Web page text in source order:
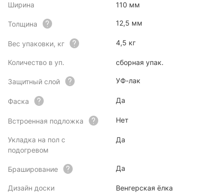
Ширина 110 мм
Толщина 12,5 мм
Вес упаковки, кг 4,5 кг
Количество в уп. сборная упак.
Защитный слой УФ-лак
Фаска Да
Встроенная подложка Нет
Укладка на пол с
подогревом
Да
Браширование Да
Дизайн доски Венгерская ёлка